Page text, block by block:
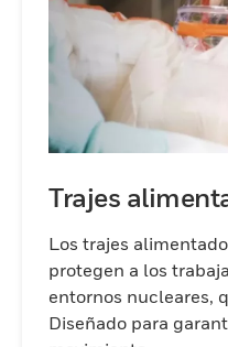
Trajes
Los trajes
protegen a los
entornos nucleares,
Diseñado para